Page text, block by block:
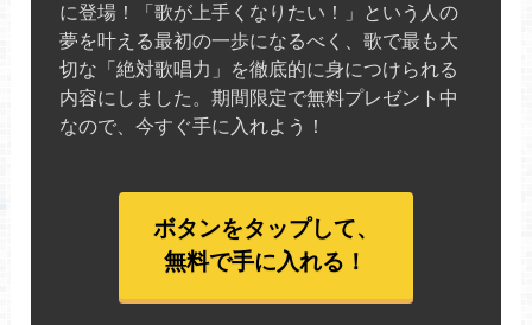
に登場！「歌が上手くなりたい！」という人の
夢を叶える最初の一歩になるべく、歌で最も大
切な「絶対歌唱力」を徹底的に身につけられる
内容にしました。期間限定で無料プレゼント中
なので、今すぐ手に入れよう！
ボタンをタップして、
無料で手に入れる！